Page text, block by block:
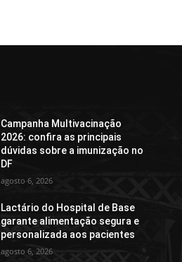
Campanha Multivacinação
2026: confira as principais
dúvidas sobre a imunização no
DF
agosto 6, 2026
Lactário do Hospital de Base
garante alimentação segura e
personalizada aos pacientes
agosto 6, 2026